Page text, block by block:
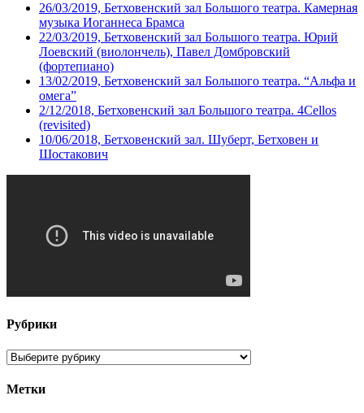
26/03/2019, Бетховенский зал Большого театра. Камерная
музыка Иоганнеса Брамса
22/03/2019, Бетховенский зал Большого театра. Юрий
Лоевский (виолончель), Павел Домбровский
(фортепиано)
13/02/2019, Бетховенский зал Большого театра. “Альфа и
омега”
2/12/2018, Бетховенский зал Большого театра. 4Cellos
(revisited)
10/06/2018, Бетховенский зал. Шуберт, Бетховен и
Шостакович
Рубрики
Рубрики
Метки